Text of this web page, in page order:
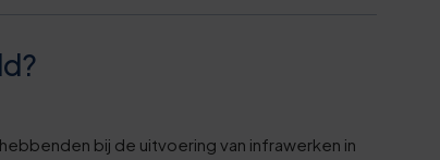
bij de uitvoering van infrawerken in